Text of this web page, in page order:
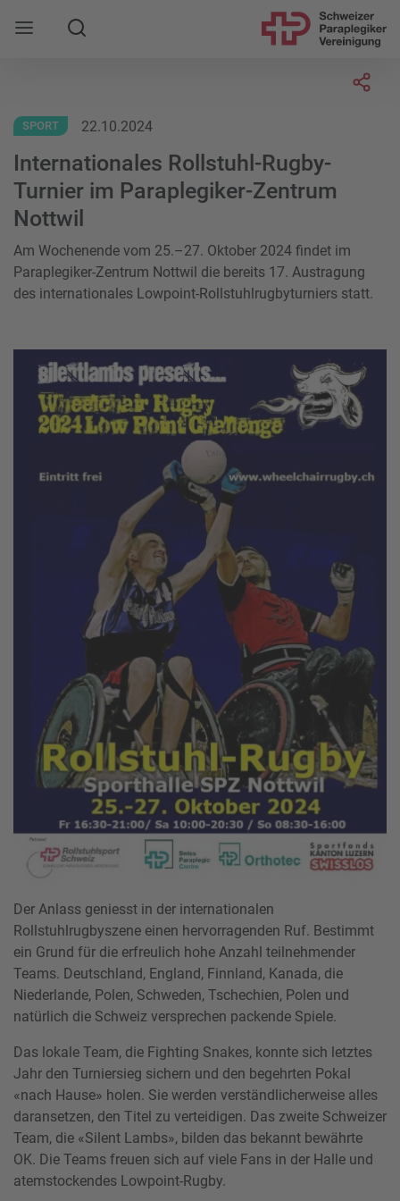
Mobile Navigation öffnen
Suche
SPORT 22.10.2024
Internationales Rollstuhl-Rugby-
Turnier im Paraplegiker-Zentrum
Nottwil
Am Wochenende vom 25.–27. Oktober 2024 findet im
Paraplegiker-Zentrum Nottwil die bereits 17. Austragung
des internationales Lowpoint-Rollstuhlrugbyturniers statt.
Der Anlass geniesst in der internationalen
Rollstuhlrugbyszene einen hervorragenden Ruf. Bestimmt
ein Grund für die erfreulich hohe Anzahl teilnehmender
Teams. Deutschland, England, Finnland, Kanada, die
Niederlande, Polen, Schweden, Tschechien, Polen und
natürlich die Schweiz versprechen packende Spiele.
Das lokale Team, die Fighting Snakes, konnte sich letztes
Jahr den Turniersieg sichern und den begehrten Pokal
«nach Hause» holen. Sie werden verständlicherweise alles
daransetzen, den Titel zu verteidigen. Das zweite Schweizer
Team, die «Silent Lambs», bilden das bekannt bewährte
OK. Die Teams freuen sich auf viele Fans in der Halle und
atemstockendes Lowpoint-Rugby.